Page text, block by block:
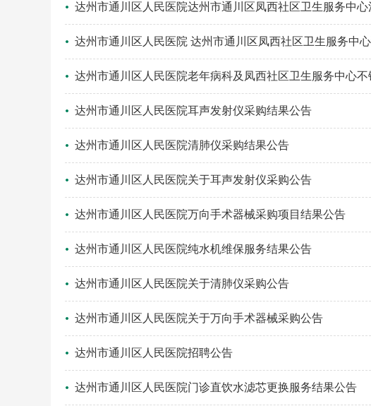
达州市通川区人民医院达州市通川区凤西社区卫生服务中
达州市通川区人民医院 达州市通川区凤西社区卫生服务中
达州市通川区人民医院老年病科及凤西社区卫生服务中心
达州市通川区人民医院耳声发射仪采购结果公告
达州市通川区人民医院清肺仪采购结果公告
达州市通川区人民医院关于耳声发射仪采购公告
达州市通川区人民医院万向手术器械采购项目结果公告
达州市通川区人民医院纯水机维保服务结果公告
达州市通川区人民医院关于清肺仪采购公告
达州市通川区人民医院关于万向手术器械采购公告
达州市通川区人民医院招聘公告
达州市通川区人民医院门诊直饮水滤芯更换服务结果公告